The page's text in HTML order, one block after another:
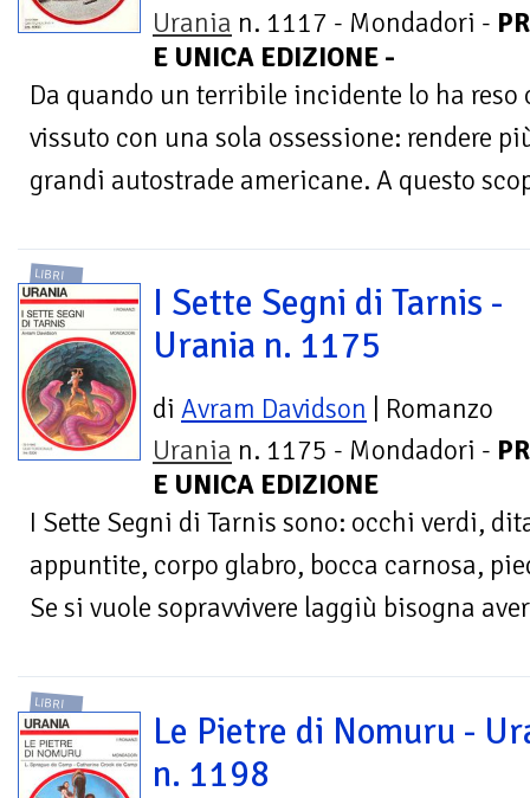
Urania n. 1117 - Mondadori -
E UNICA EDIZIONE -
Da quando un terribile incidente lo ha reso
vissuto con una sola ossessione: rendere
grandi autostrade americane. A questo
LIBRI
I Sette Segni di Tarnis -
Urania n. 1175
di Avram Davidson | Romanzo
Urania n. 1175 - Mondadori -
E UNICA EDIZIONE
I Sette Segni di Tarnis sono: occhi verdi,
appuntite, corpo glabro, bocca carnosa,
Se si vuole sopravvivere laggiù bisogna
LIBRI
Le Pietre di Nomuru -
n. 1198